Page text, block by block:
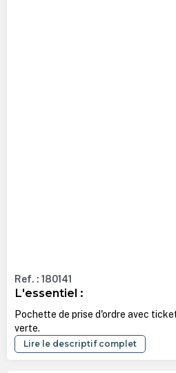
Ref. : 180141
L'essentiel :
Pochette de prise d'ordre avec
verte.
Lire le descriptif complet